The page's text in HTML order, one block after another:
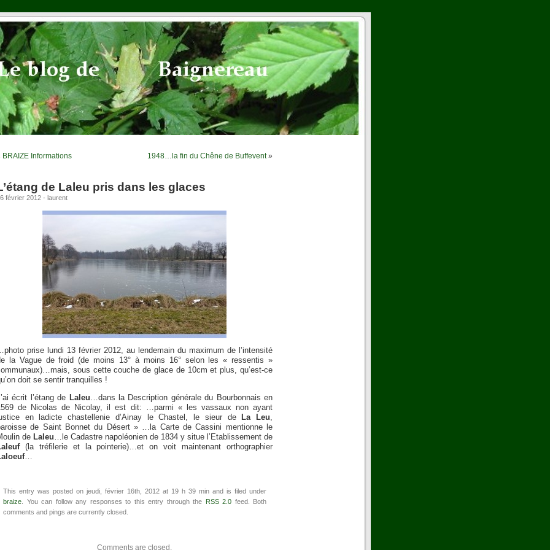
BRAIZE Informations 1948…la fin du Chêne de Buffevent»
de Laleu pris dans les glaces
février 2012 - laurent
prise lundi 13 février 2012, au lendemain du maximum de l’intensité
la Vague de froid (de moins 13° à moins 16° selon les « ressentis »
sous cette couche de glace de 10cm et plus, qu’est-ce
doit se sentir tranquilles !
écrit l’étang de Laleu …dans la Description générale du Bourbonnais en
de Nicolas de Nicolay, il est dit: …parmi « les vassaux non ayant
en ladicte chastellenie d’Ainay le Chastel, le sieur deLa Leu
de Saint Bonnet du Désert » …la Carte de Cassini mentionne le
de Laleu …le Cadastre napoléonien de 1834 y situe l’Etablissement de
(la tréfilerie et la pointerie)…et on voit maintenant orthographier
…
This entry was posted on jeudi, février 16th, 2012 at 19 h 39 min and is filed under
braize . You can follow any responses to this entry through the RSS 2.0 feed. Both
comments and pings are currently closed.
Comments are closed.